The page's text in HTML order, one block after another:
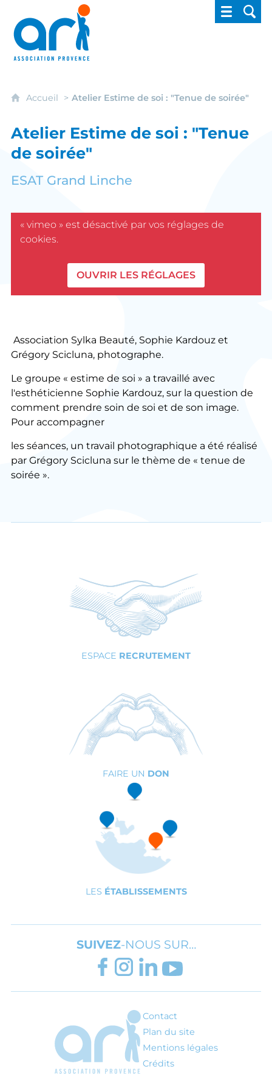
ARI - Association régionale pour
Accueil Atelier Estime de soi : "Tenue de soirée"
Atelier Estime de soi : "Tenue
de soirée"
ESAT Grand Linche
« vimeo » est désactivé par vos réglages de
cookies.
OUVRIR LES RÉGLAGES
Association Sylka Beauté, Sophie Kardouz et
Grégory Scicluna, photographe.
Le groupe « estime de soi » a travaillé avec
l'esthéticienne Sophie Kardouz, sur la question de
comment prendre soin de soi et de son image.
Pour accompagner
les séances, un travail photographique a été réalisé
par Grégory Scicluna sur le thème de « tenue de
soirée ».
ESPACE RECRUTEMENT
FAIRE UN DON
LES ÉTABLISSEMENTS
SUIVEZ-NOUS SUR…
FACEBOOK
INSTAGRAM
LINKEDIN
YOUTUBE
ARI - Association régionale pour
Contact
Plan du site
Mentions légales
Crédits